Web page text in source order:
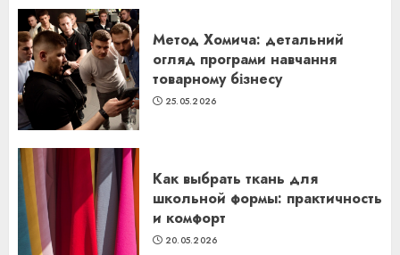
Метод Хомича: детальний
огляд програми навчання
товарному бізнесу
25.05.2026
Как выбрать ткань для
школьной формы: практичность
и комфорт
20.05.2026